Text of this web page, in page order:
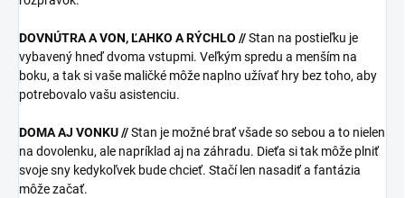
DOVNÚTRA A VON, ĽAHKO A RÝCHLO //Stan na postieľku je
vybavený hneď dvoma vstupmi. Veľkým spredu a menším na
boku, a tak si vaše maličké môže naplno užívať hry bez toho, aby
potrebovalo vašu asistenciu.
DOMA AJ VONKU //Stan je možné brať všade so sebou a to nielen
na dovolenku, ale napríklad aj na záhradu. Dieťa si tak môže plniť
svoje sny kedykoľvek bude chcieť. Stačí len nasadiť a fantázia
môže začať.